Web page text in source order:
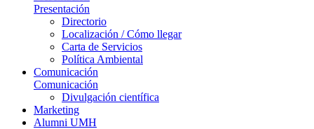
Presentación
Directorio
Localización / Cómo llegar
Carta de Servicios
Política Ambiental
Comunicación
Comunicación
Divulgación científica
Marketing
Alumni UMH